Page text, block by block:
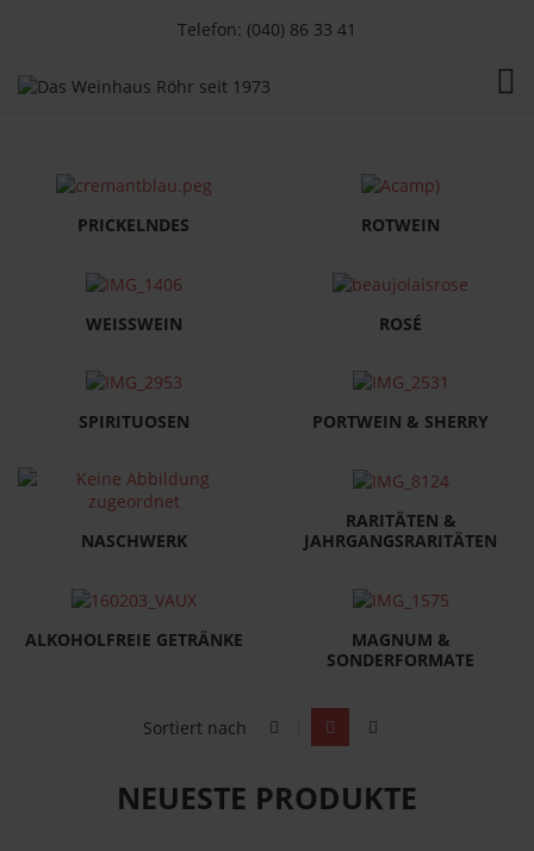
Telefon: (040) 86 33 41
PRICKELNDES ROTWEIN
WEISSWEIN ROSÉ
SPIRITUOSEN PORTWEIN & SHERRY
NASCHWERK
RARITÄTEN &
JAHRGANGSRARITÄTEN
ALKOHOLFREIE GETRÄNKE
MAGNUM &
SONDERFORMATE
Sortiert nach
NEUESTE PRODUKTE